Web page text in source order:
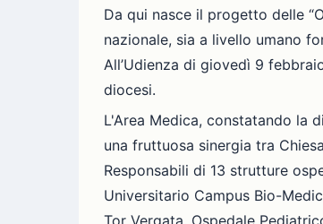
Da qui nasce il progetto delle
nazionale, sia a livello umano
All’Udienza di giovedì 9
diocesi.
L'Area Medica, constatando la
una fruttuosa sinergia tra
Responsabili di 13 strutture
Universitario Campus Bio-